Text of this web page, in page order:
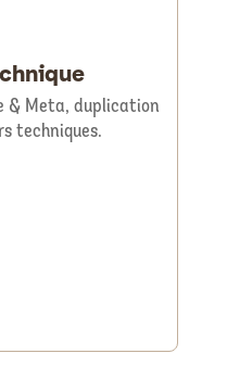
& Meta, duplication
techniques.